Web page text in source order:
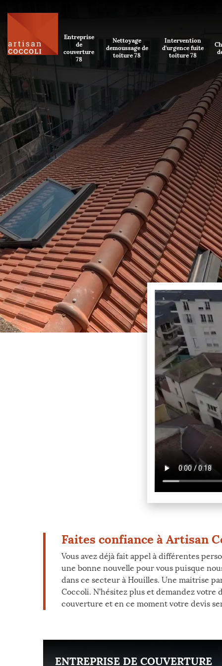
Entreprise
de
couverture
78
Nettoyage
demoussage de
toiture 78
Intervention
d'urgence fuite
toiture 78
Faites confiance à Artisan
Vous avez déjà fait appel à différentes
une bonne nouvelle pour vous puisque
dans ce secteur à Houilles. Une maitrise
Coccoli. N’hésitez plus et demandez
couverture et en ce moment votre devis
ENTREPRISE DE COUVERTURE